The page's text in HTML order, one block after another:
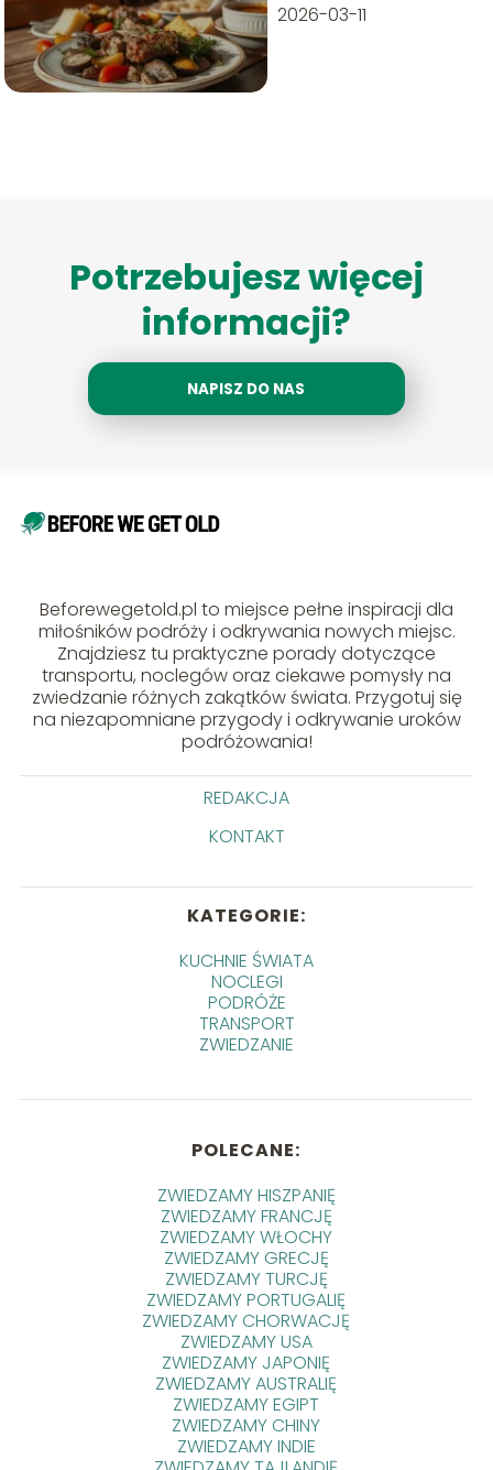
2026-03-11
Potrzebujesz więcej
informacji?
NAPISZ DO NAS
Beforewegetold.pl to miejsce pełne inspiracji dla
miłośników podróży i odkrywania nowych miejsc.
Znajdziesz tu praktyczne porady dotyczące
transportu, noclegów oraz ciekawe pomysły na
zwiedzanie różnych zakątków świata. Przygotuj się
na niezapomniane przygody i odkrywanie uroków
podróżowania!
REDAKCJA
KONTAKT
KATEGORIE:
KUCHNIE ŚWIATA
NOCLEGI
PODRÓŻE
TRANSPORT
ZWIEDZANIE
POLECANE:
ZWIEDZAMY HISZPANIĘ
ZWIEDZAMY FRANCJĘ
ZWIEDZAMY WŁOCHY
ZWIEDZAMY GRECJĘ
ZWIEDZAMY TURCJĘ
ZWIEDZAMY PORTUGALIĘ
ZWIEDZAMY CHORWACJĘ
ZWIEDZAMY USA
ZWIEDZAMY JAPONIĘ
ZWIEDZAMY AUSTRALIĘ
ZWIEDZAMY EGIPT
ZWIEDZAMY CHINY
ZWIEDZAMY INDIE